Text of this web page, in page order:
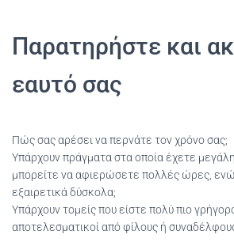
Παρατηρήστε και
εαυτό σας
Πώς σας αρέσει να περνάτε τον χρόνο σας;
Υπάρχουν πράγματα στα οποία έχετε
μπορείτε να αφιερώσετε πολλές ώρες,
εξαιρετικά δύσκολα;
Υπάρχουν τομείς που είστε πολύ πιο
αποτελεσματικοί από φίλους ή